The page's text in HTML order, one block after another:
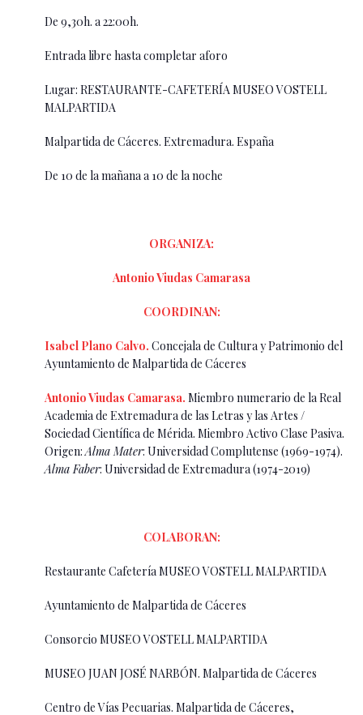
De 9,30h. a 22:00h.
Entrada libre hasta completar aforo
Lugar: RESTAURANTE-CAFETERÍA MUSEO VOSTELL
MALPARTIDA
Malpartida de Cáceres. Extremadura. España
De 10 de la mañana a 10 de la noche
ORGANIZA:
Antonio Viudas Camarasa
COORDINAN:
Isabel Plano Calvo. Concejala de Cultura y Patrimonio del
Ayuntamiento de Malpartida de Cáceres
Antonio Viudas Camarasa. Miembro numerario de la Real
Academia de Extremadura de las Letras y las Artes /
Sociedad Científica de Mérida. Miembro Activo Clase Pasiva.
Origen: Alma Mater: Universidad Complutense (1969-1974).
Alma Faber: Universidad de Extremadura (1974-2019)
COLABORAN:
Restaurante Cafetería MUSEO VOSTELL MALPARTIDA
Ayuntamiento de Malpartida de Cáceres
Consorcio MUSEO VOSTELL MALPARTIDA
MUSEO JUAN JOSÉ NARBÓN. Malpartida de Cáceres
Centro de Vías Pecuarias. Malpartida de Cáceres,